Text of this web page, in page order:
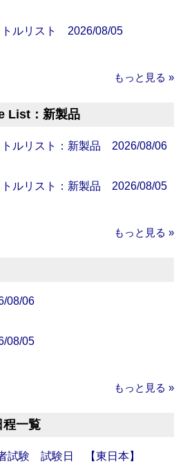
トルリスト 2026/08/05
もっと見る »
List：新製品
トルリスト：新製品 2026/08/06
トルリスト：新製品 2026/08/05
もっと見る »
08/06
08/05
もっと見る »
程一覧
試験 試験日 【東日本】